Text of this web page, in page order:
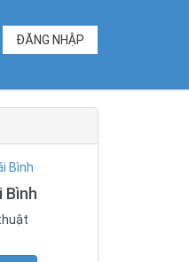
ĐĂNG NHẬP
Bình